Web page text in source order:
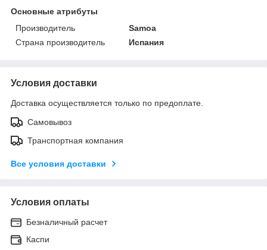
Основные атрибуты
Производитель
Samoa
Страна производитель
Испания
Условия доставки
Доставка осуществляется только по предоплате.
Самовывоз
Транспортная компания
Все условия доставки
Условия оплаты
Безналичный расчет
Каспи